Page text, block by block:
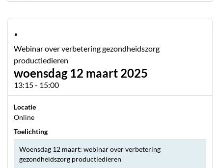
·
Webinar over verbetering gezondheidszorg
productiedieren
woensdag 12 maart 2025
13:15 - 15:00
Locatie
Online
Toelichting
Woensdag 12 maart: webinar over verbetering
gezondheidszorg productiedieren